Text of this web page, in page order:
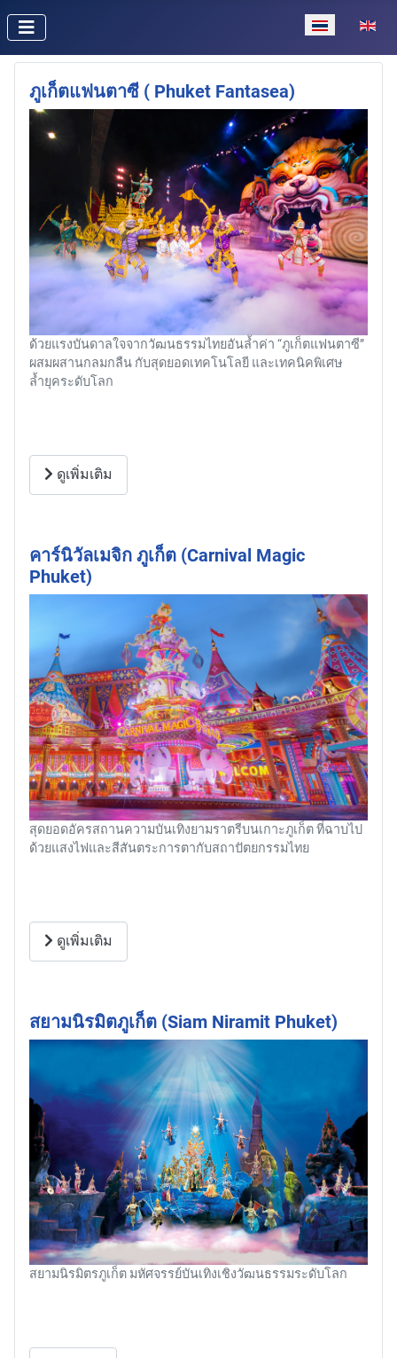
เลือกภาษาขอ
ภูเก็ตแฟนตาซี ( Phuket Fantasea)
ด้วยแรงบันดาลใจจากวัฒนธรรมไทยอันล้ำค่า “ภูเก็ตแฟนตาซี”
ผสมผสานกลมกลืน กับสุดยอดเทคโนโลยี และเทคนิคพิเศษ
ล้ำยุคระดับโลก
ดูเพิ่มเติม
คาร์นิวัลเมจิก ภูเก็ต (Carnival Magic
Phuket)
สุดยอดอัครสถานความบันเทิงยามราตรีบนเกาะภูเก็ต ที่ฉาบไป
ด้วยแสงไฟและสีสันตระการตากับสถาปัตยกรรมไทย
ดูเพิ่มเติม
สยามนิรมิตภูเก็ต (Siam Niramit Phuket)
สยามนิรมิตรภูเก็ต มหัศจรรย์บันเทิงเชิงวัฒนธรรมระดับโลก